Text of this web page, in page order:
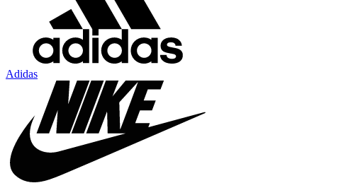
Adidas